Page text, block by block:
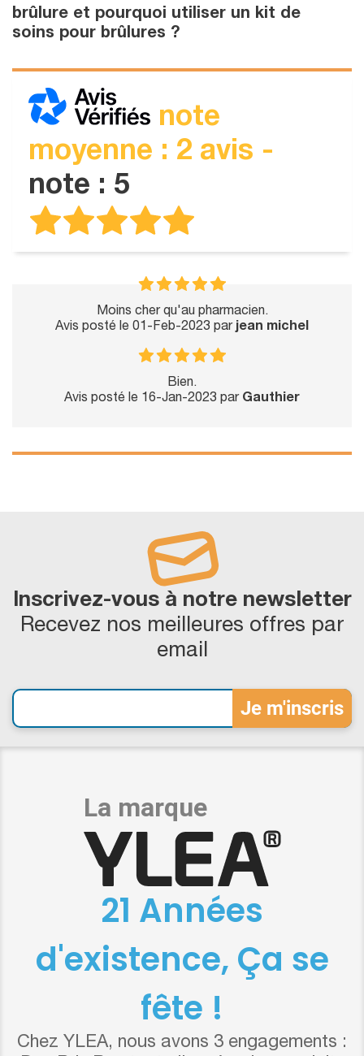
brûlure et pourquoi utiliser un kit de
soins pour brûlures ?
note
moyenne : 2 avis -
note : 5
Moins cher qu'au pharmacien.
Avis posté le 01-Feb-2023 parjean michel
Bien.
Avis posté le 16-Jan-2023 par Gauthier
Inscrivez-vous à notre newsletter
Recevez nos meilleures offres par
email
21 Années
d'existence, Ça se
fête !
Chez YLEA, nous avons 3 engagements :